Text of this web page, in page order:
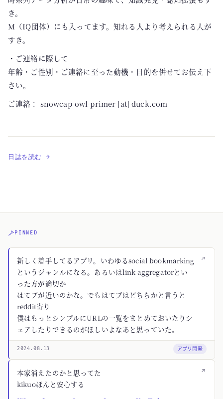
き。
M（IQ団体）にも入ってます。知れる人より考えられる人が
すき。
・ご連絡に際して
年齢・ご性別・ご連絡に至った動機・目的を併せてお伝え下
さい。
ご連絡： snowcap-owl-primer [at] duck.com
日誌を読む →
PINNED
↗
新しく着手してるアプリ。いわゆるsocial bookmarking
というジャンルになる。あるいはlink aggregatorとい
った方が適切か
はてブが近いのかな。でもはてブはどちらかと言うと
reddit寄り
僕はもっとシンプルにURLの一覧をまとめておいたりシ
ェアしたりできるのがほしいよなあと思っていた。
2024.08.13 アプリ開発
↗
本家消えたのかと思ってた
kikuoほんと安心する